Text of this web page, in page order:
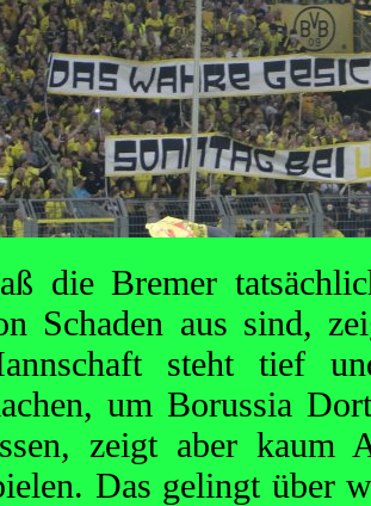
die Bremer
Schaden aus sind,
steht tief
um Borussia
zeigt aber kaum
Das gelingt über